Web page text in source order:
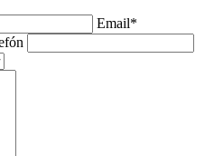
Email*